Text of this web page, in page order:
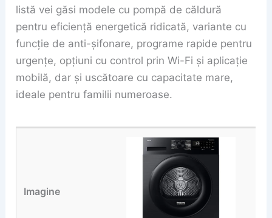
listă vei găsi modele cu pompă de căldură
pentru eficiență energetică ridicată, variante cu
funcție de anti-șifonare, programe rapide pentru
urgențe, opțiuni cu control prin Wi-Fi și aplicație
mobilă, dar și uscătoare cu capacitate mare,
ideale pentru familii numeroase.